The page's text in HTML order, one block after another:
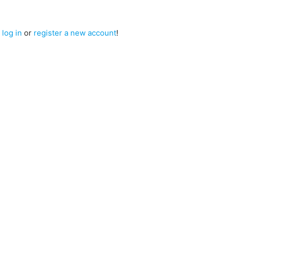
log in or register a new account!